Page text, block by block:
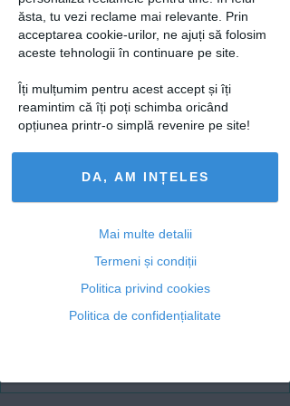
ăsta, tu vezi reclame mai relevante. Prin
acceptarea cookie-urilor, ne ajuți să folosim
aceste tehnologii în continuare pe site.
Îți mulțumim pentru acest accept și îți
reamintim că îți poți schimba oricând
opțiunea printr-o simplă revenire pe site!
DA, AM INȚELES
Mai multe detalii
Termeni și condiții
Politica privind cookies
Politica de confidențialitate
Fosta sotie a lui Cove: "Aveam
copilul in brate si mi-a dat un pumn in
cap"
Sursa foto: Kanal D
loading...
Articolul următor